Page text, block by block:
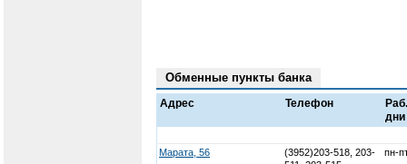
Обменные пункты банка
Адрес Телефон
Раб.
дни
Марата, 56
(3952)203-518, 203-
пн-